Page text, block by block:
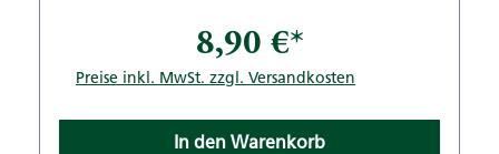
8,90 €*
Preise inkl. MwSt. zzgl. Versandkosten
In den Warenkorb